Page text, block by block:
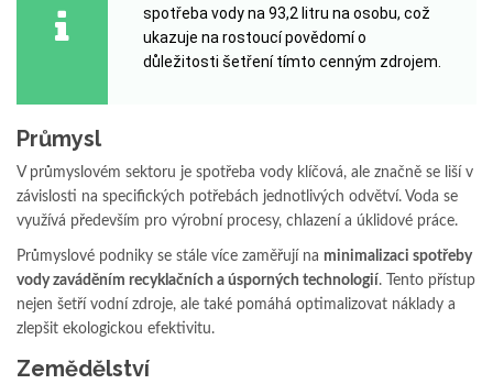
spotřeba vody na 93,2 litru na osobu, což
ukazuje na rostoucí povědomí o
důležitosti šetření tímto cenným zdrojem.
Průmysl
V průmyslovém sektoru je spotřeba vody klíčová, ale značně se liší v
závislosti na specifických potřebách jednotlivých odvětví. Voda se
využívá především pro výrobní procesy, chlazení a úklidové práce.
Průmyslové podniky se stále více zaměřují na minimalizaci spotřeby
vody zaváděním recyklačních a úsporných technologií. Tento přístup
nejen šetří vodní zdroje, ale také pomáhá optimalizovat náklady a
zlepšit ekologickou efektivitu.
Zemědělství